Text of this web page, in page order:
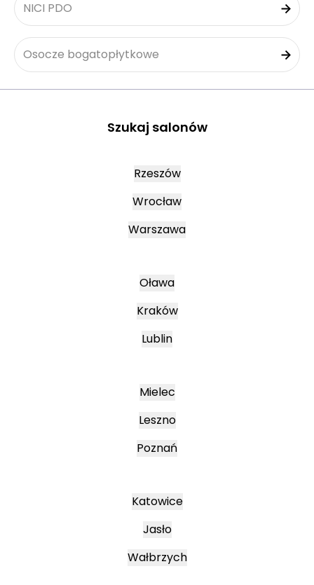
NICI PDO
Osocze bogatopłytkowe
Szukaj salonów
Rzeszów
Wrocław
Warszawa
Oława
Kraków
Lublin
Mielec
Leszno
Poznań
Katowice
Jasło
Wałbrzych